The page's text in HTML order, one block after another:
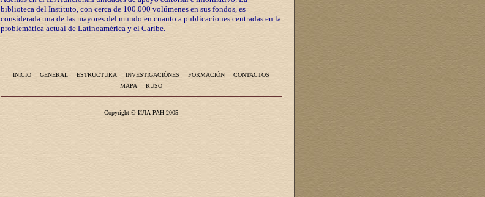
biblioteca del Instituto, con cerca de 100.000 volúmenes en sus fondos, es
considerada una de las mayores del mundo en cuanto a publicaciones centradas en la
problemática actual de Latinoamérica y el Caribe.
INICIO GENERAL ESTRUCTURA INVESTIGACIÓNES FORMACIÓN
CONTACTOS
MAPA
RUSO
Copyright © ИЛА РАН 2005